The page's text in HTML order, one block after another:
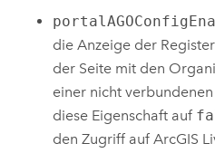
die Anzeige der
der Seite mit den
einer nicht
diese Eigenschaft auf
den Zugriff aufArcGIS